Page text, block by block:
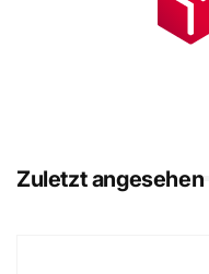
Zuletzt angesehen